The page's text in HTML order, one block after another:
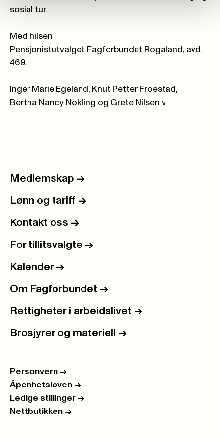
sosial tur.
Med hilsen
Pensjonistutvalget Fagforbundet Rogaland, avd.
469.
Inger Marie Egeland, Knut Petter Froestad,
Bertha Nancy Nøkling og Grete Nilsen v
Medlemskap ->
Lønn og tariff ->
Kontakt oss ->
For tillitsvalgte ->
Kalender ->
Om Fagforbundet ->
Rettigheter i arbeidslivet ->
Brosjyrer og materiell ->
Personvern ->
Åpenhetsloven ->
Ledige stillinger ->
Nettbutikken ->